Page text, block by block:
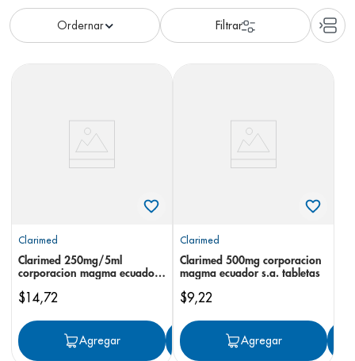
Clarimed
Clarimed 250mg/5ml
corporacion magma ecuador
$14,72
Agregar Agregar
Clarimed
Clarimed 500mg corporacion
magma ecuador s.a. tabletas
$9,22
Agregar
4. cerave
6. shampoo
pediasure
panolini